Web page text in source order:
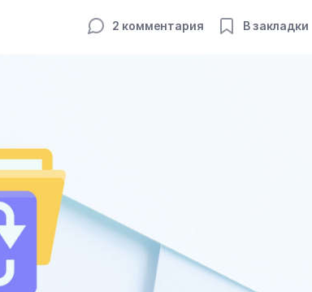
2 комментария В закладки